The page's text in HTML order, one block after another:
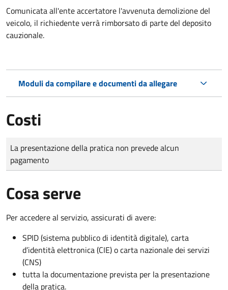
Comunicata all'ente accertatore l'avvenuta demolizione del
veicolo, il richiedente verrà rimborsato di parte del deposito
cauzionale.
Moduli da compilare e documenti da allegare
Costi
Tipo di pagamento
Importo
La presentazione della pratica non prevede alcun
pagamento
Cosa serve
Per accedere al servizio, assicurati di avere:
SPID (sistema pubblico di identità digitale), carta
d’identità elettronica (CIE) o carta nazionale dei servizi
(CNS)
tutta la documentazione prevista per la presentazione
della pratica.